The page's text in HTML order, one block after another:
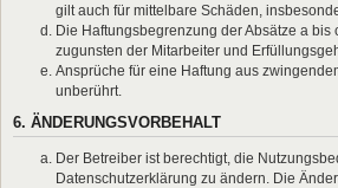
gilt auch für mittelbare Schäden,
Die Haftungsbegrenzung der Absätze a bis
zugunsten der Mitarbeiter und
Ansprüche für eine Haftung aus
unberührt.
6. ÄNDERUNGSVORBEHALT
Der Betreiber ist berechtigt, die
Datenschutzerklärung zu ändern. Die